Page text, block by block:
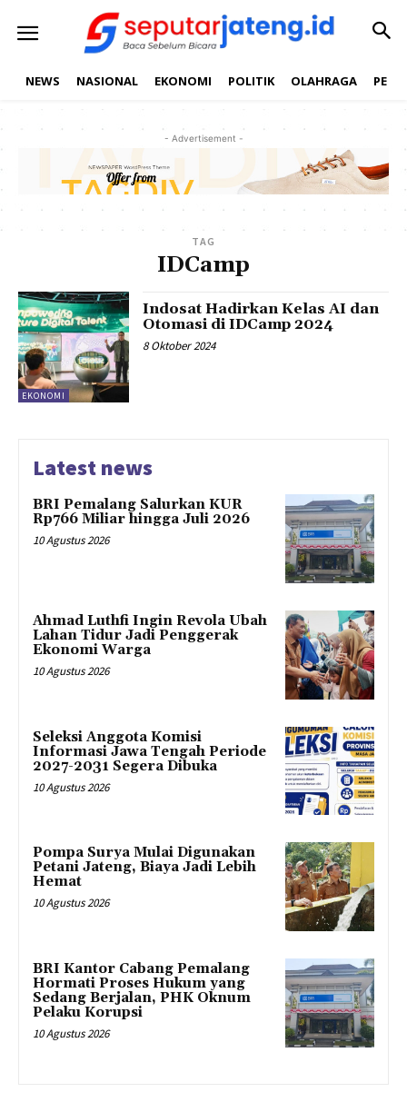
NEWS NASIONAL EKONOMI POLITIK OLAHRAGA
- Advertisement -
TAG
IDCamp
EKONOMI
Indosat Hadirkan Kelas AI dan
Otomasi di IDCamp 2024
8 Oktober 2024
Latest news
BRI Pemalang Salurkan KUR
Rp766 Miliar hingga Juli 2026
10 Agustus 2026
Ahmad Luthfi Ingin Revola Ubah
Lahan Tidur Jadi Penggerak
Ekonomi Warga
10 Agustus 2026
Seleksi Anggota Komisi
Informasi Jawa Tengah Periode
2027-2031 Segera Dibuka
10 Agustus 2026
Pompa Surya Mulai Digunakan
Petani Jateng, Biaya Jadi Lebih
Hemat
10 Agustus 2026
BRI Kantor Cabang Pemalang
Hormati Proses Hukum yang
Sedang Berjalan, PHK Oknum
Pelaku Korupsi
10 Agustus 2026